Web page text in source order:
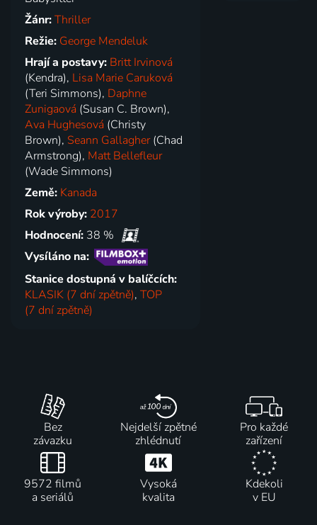
Žánr:Thriller
Režie: George Mendeluk
Hrají a postavy: Britt Irvinová
(Kendra), Lisa Marie Caruková
(Teri Simmons), Daphne
Zunigaová (Susan C. Brown),
Ava Hughesová (Christy
Brown), Seann Gallagher(Chad
Armstrong), Matt Bellefleur
(Wade Simmons)
Země: Kanada
Rok výroby: 2017
Hodnocení: 38 %
Vysíláno na:
Stanice dostupná v balíčcích:
KLASIK (7 dní zpětně),TOP
(7 dní zpětně)
Bez
závazku
Nejdelší zpětné
zhlédnutí
Pro každé
zařízení
9572 filmů
a seriálů
Vysoká
kvalita
Kdekoli
v EU